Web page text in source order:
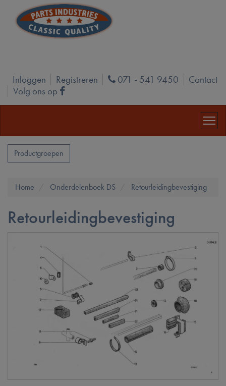
Inloggen Registreren Phone
071 - 541 9450
Contact
Volg ons op
Facebook
Productgroepen
Home Onderdelenboek DS Retourleidingbevestiging
Retourleidingbevestiging